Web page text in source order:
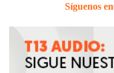
Síguenos en